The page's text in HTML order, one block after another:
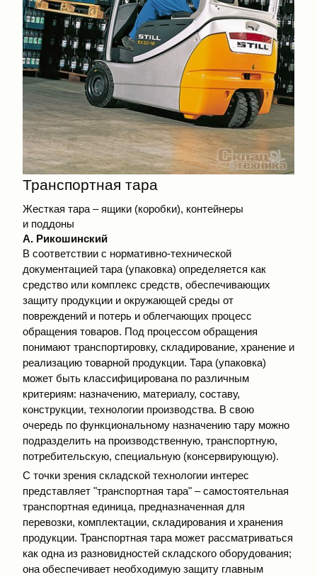
Транспортная тара
Жесткая тара – ящики (коробки), контейнеры
и поддоны
А. Рикошинский
В соответствии с нормативно-технической
документацией тара (упаковка) определяется как
средство или комплекс средств, обеспечивающих
защиту продукции и окружающей среды от
повреждений и потерь и облегчающих процесс
обращения товаров. Под процессом обращения
понимают транспортировку, складирование, хранение и
реализацию товарной продукции. Тара (упаковка)
может быть классифицирована по различным
критериям: назначению, материалу, составу,
конструкции, технологии производства. В свою
очередь по функциональному назначению тару можно
подразделить на производственную, транспортную,
потребительскую, специальную (консервирующую).
С точки зрения складской технологии интерес
представляет "транспортная тара" – самостоятельная
транспортная единица, предназначенная для
перевозки, комплектации, складирования и хранения
продукции. Транспортная тара может рассматриваться
как одна из разновидностей складского оборудования;
она обеспечивает необходимую защиту главным